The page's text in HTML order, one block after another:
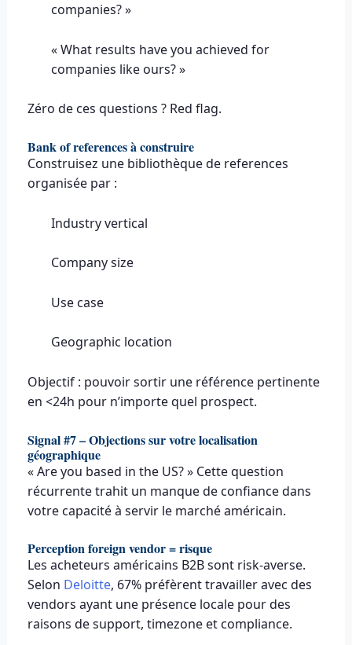
companies? »
« What results have you achieved for
companies like ours? »
Zéro de ces questions ? Red flag.
Bank of references à construire
Construisez une bibliothèque de references
organisée par :
Industry vertical
Company size
Use case
Geographic location
Objectif : pouvoir sortir une référence pertinente
en <24h pour n’importe quel prospect.
Signal #7 – Objections sur votre localisation
géographique
« Are you based in the US? » Cette question
récurrente trahit un manque de confiance dans
votre capacité à servir le marché américain.
Perception foreign vendor = risque
Les acheteurs américains B2B sont risk-averse.
Selon Deloitte, 67% préfèrent travailler avec des
vendors ayant une présence locale pour des
raisons de support, timezone et compliance.